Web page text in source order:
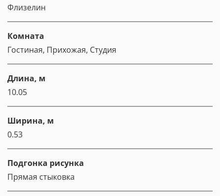
Флизелин
Комната
Гостиная, Прихожая, Студия
Длина, м
10.05
Ширина, м
0.53
Подгонка рисунка
Прямая стыковка